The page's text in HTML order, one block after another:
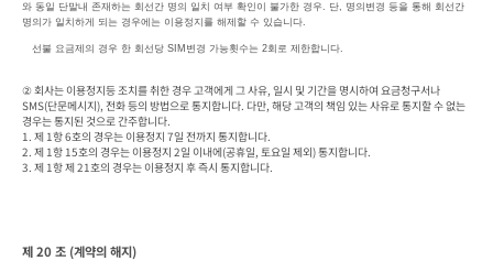
와 동일 단말내 존재하는 회선간 명의 일치 여부 확인이 불가한 경우. 단, 명의변경 등을 통해 회선간
명의가 일치하게 되는 경우에는 이용정지를 해제할 수 있습니다.
   선불 요금제의 경우 한 회선당 SIM변경 가능횟수는 2회로 제한합니다.
② 회사는 이용정지등 조치를 취한 경우 고객에게 그 사유, 일시 및 기간을 명시하여 요금청구서나
SMS(단문메시지), 전화 등의 방법으로 통지합니다. 다만, 해당 고객의 책임 있는 사유로 통지할 수 없는
경우는 통지된 것으로 간주합니다.
1. 제 1항 6호의 경우는 이용정지 7일 전까지 통지합니다.
2. 제 1항 15호의 경우는 이용정지 2일 이내에(공휴일, 토요일 제외) 통지합니다.
3. 제 1항 제 21호의 경우는 이용정지 후 즉시 통지합니다.
제 20 조 (계약의 해지)